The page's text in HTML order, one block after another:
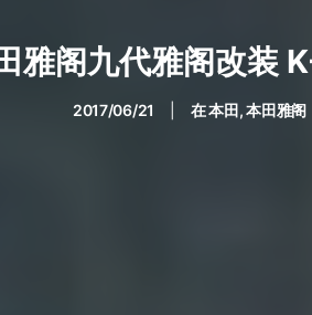
雅阁九代雅阁改装
2017/06/21 在本田,本田雅阁